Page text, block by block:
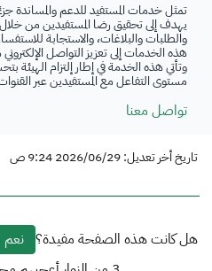
تمثل خدمات المستفيد للدعم والمساندة
يهدف إلى تحقيق رضا المستفيدين من
والطلبات والبلاغات، والاستجابة
هذه الخدمات إلى تعزيز التواصل الإلكتروني
وتأتي هذه الخدمة في إطار إلتزام الهيئة
مستوى التفاعل مع المستفيدين عبر
تواصل معنا
تاريخ أخر تعديل: 2026/06/29 9:24 ص
هل كانت هذه الصفحة مفيدة؟ نعم